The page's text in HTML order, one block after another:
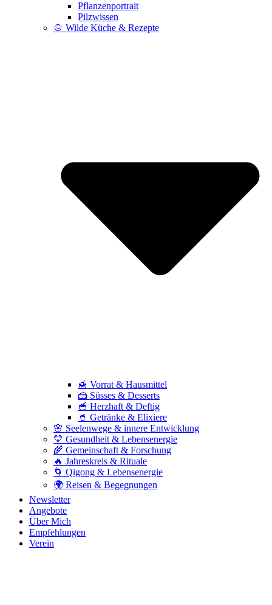
Pflanzenportrait
Pilzwissen
🍲 Wilde Küche & Rezepte
🍯 Vorrat & Hausmittel
🍰 Süsses & Desserts
🥣 Herzhaft & Deftig
🥤 Getränke & Elixiere
🌸 Seelenwege & innere Entwicklung
💛 Gesundheit & Lebensenergie
🌾 Gemeinschaft & Forschung
🔥 Jahreskreis & Rituale
🌀 Qigong & Lebensenergie
🌍 Reisen & Begegnungen
Newsletter
Angebote
Über Mich
Empfehlungen
Verein